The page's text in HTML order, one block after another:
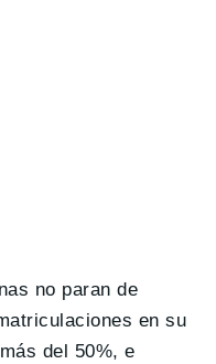
no paran de
en su
del 50%, e